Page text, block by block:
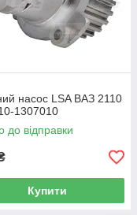
насос LSA ВАЗ 2110
1307010
до відправки
Купити